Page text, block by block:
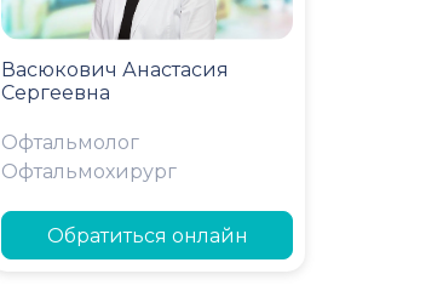
Васюкович Анастасия
Сергеевна
Офтальмолог
Офтальмохирург
Обратиться онлайн